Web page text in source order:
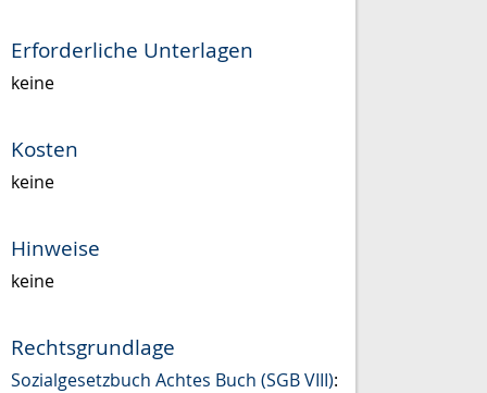
Erforderliche Unterlagen
keine
Kosten
keine
Hinweise
keine
Rechtsgrundlage
Sozialgesetzbuch Achtes Buch (SGB VIII):